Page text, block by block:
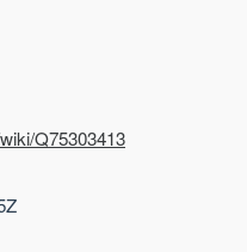
Q75303413